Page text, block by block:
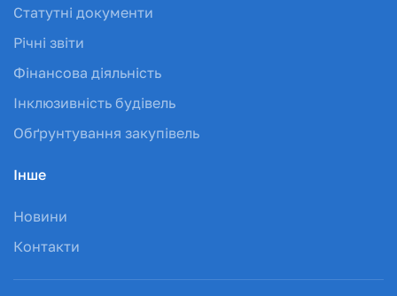
Статутні документи
Річні звіти
Фінансова діяльність
Інклюзивність будівель
Обґрунтування закупівель
Інше
Новини
Контакти